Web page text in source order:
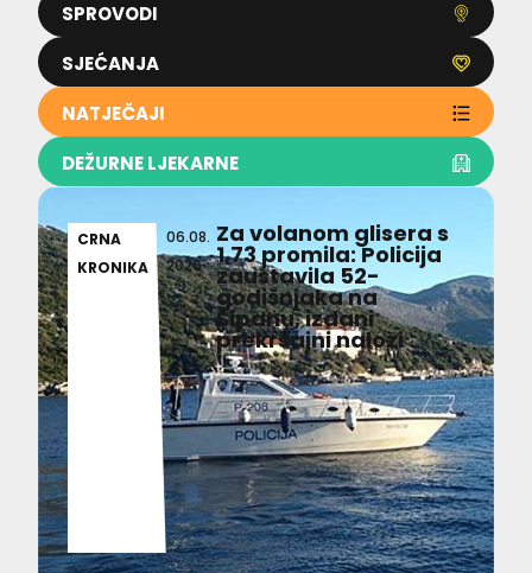
SPROVODI
SJEĆANJA
NATJEČAJI
DEŽURNE LJEKARNE
CRNA
KRONIKA
06.08.
2026
Za volanom glisera s
1,73 promila: Policija
zaustavila 52-
godišnjaka na
Šipanu, izdani
prekršajni nalozi